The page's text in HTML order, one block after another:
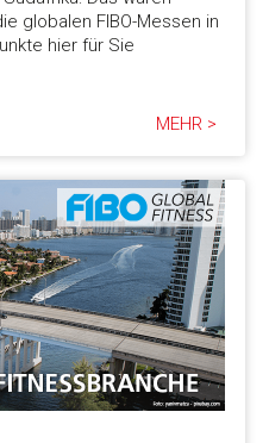
globalen FIBO-Messen in
hier für Sie
MEHR >